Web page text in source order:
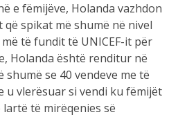
e fëmijëve, Holanda vazhdon
spikat më shumë në nivel
të fundit të UNICEF-it për
Holanda është renditur në
shumë se 40 vendeve me të
u vlerësuar si vendi ku fëmijët
të mirëqenies së